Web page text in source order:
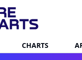
CHARTS